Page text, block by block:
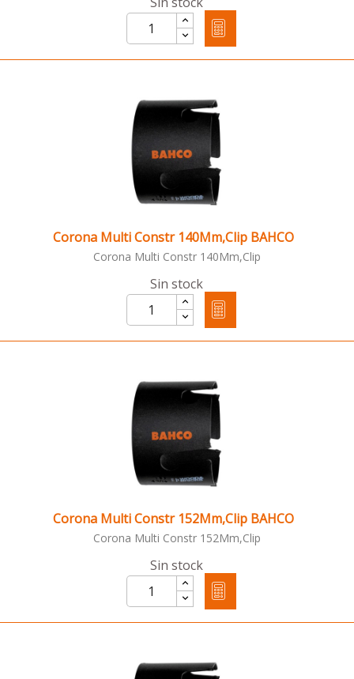
Corona Multi Constr 140Mm,Clip BAHCO
Corona Multi Constr 140Mm,Clip
Sin stock
Corona Multi Constr 152Mm,Clip BAHCO
Corona Multi Constr 152Mm,Clip
Sin stock